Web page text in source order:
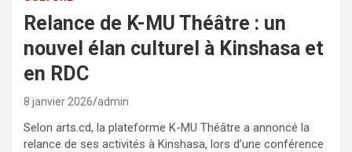
Relance de K-MU Théâtre : un
nouvel élan culturel à Kinshasa et
en RDC
8 janvier 2026 admin
Selon arts.cd, la plateforme K-MU Théâtre a annoncé la
relance de ses activités à Kinshasa, lors d’une conférence